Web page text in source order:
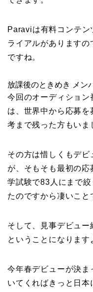
Paraviは有料コンテン
ライアルがありますの
ですね。
放課後のときめき メン
今回のオーディショ
は、世界中から応募
考まで残った方もいま
その方は惜しくもデ
が、そもそも最初の
学試験で83人にまで
たのですから凄いこと
そして、見事デビュー
ということになります
今年春デビューが決
いてくればきっと日